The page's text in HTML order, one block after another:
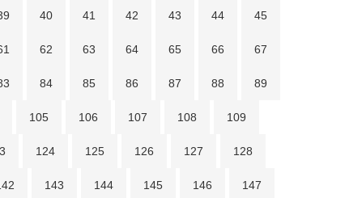
40 41 42 43 44 45
62 63 64 65 66 67
84 85 86 87 88 89
105 106 107 108 109
124 125 126 127 128
143 144 145 146 147